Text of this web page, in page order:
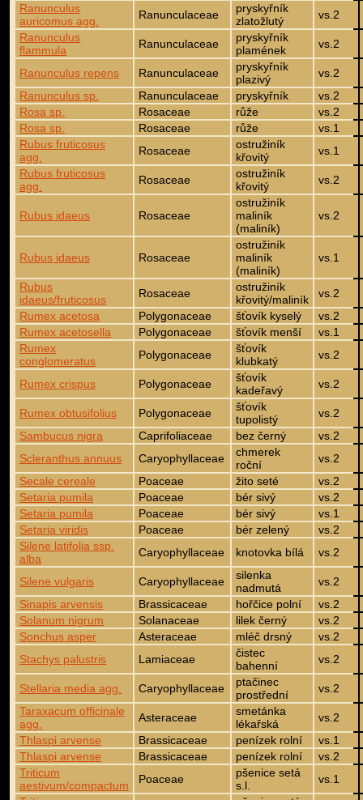
Ranunculus
auricomus agg.
Ranunculaceae
pryskyřník
zlatožlutý
vs.2
Ranunculus
flammula
Ranunculaceae
pryskyřník
plamének
vs.2
Ranunculus repens Ranunculaceae
pryskyřník
plazivý
vs.2
Ranunculus sp.
Ranunculaceae pryskyřník
vs.2
Rosa sp.
Rosaceae růže
vs.2
Rosa sp.
Rosaceae růže
vs.1
Rubus fruticosus
agg.
Rosaceae
ostružiník
křovitý
vs.1
Rubus fruticosus
agg.
Rosaceae
ostružiník
křovitý
vs.2
Rubus idaeus Rosaceae
ostružiník
maliník
(maliník)
vs.2
Rubus idaeus Rosaceae
ostružiník
maliník
(maliník)
vs.1
Rubus
idaeus/fruticosus
Rosaceae
ostružiník
křovitý/maliník
vs.2
Rumex acetosa
Polygonaceae šťovík kyselý
vs.2
Rumex acetosella
Polygonaceae šťovík menší
vs.1
Rumex
conglomeratus
Polygonaceae
šťovík
klubkatý
vs.2
Rumex crispus Polygonaceae
šťovík
kadeřavý
vs.2
Rumex obtusifolius Polygonaceae
šťovík
tupolistý
vs.2
Sambucus nigra
Caprifoliaceae bez černý
vs.2
Scleranthus annuus
Caryophyllaceae
chmerek
roční
vs.2
Secale cereale
Poaceae žito seté
vs.2
Setaria pumila
Poaceae bér sivý
vs.2
Setaria pumila
Poaceae bér sivý
vs.1
Setaria viridis
Poaceae bér zelený
vs.2
Silene latifolia ssp.
alba
Caryophyllaceae knotovka bílá vs.2
Silene vulgaris Caryophyllaceae
silenka
nadmutá
vs.2
Sinapis arvensis
Brassicaceae hořčice polní
vs.2
Solanum nigrum
Solanaceae lilek černý
vs.2
Sonchus asper
Asteraceae mléč drsný
vs.2
Stachys palustris
Lamiaceae
čistec
bahenní
vs.2
Stellaria media agg. Caryophyllaceae
ptačinec
prostřední
vs.2
Taraxacum officinale
agg.
Asteraceae
smetánka
lékařská
vs.2
Thlaspi arvense
Brassicaceae penízek rolní
vs.1
Thlaspi arvense
Brassicaceae penízek rolní
vs.2
Triticum
aestivum/compactum
Poaceae
pšenice setá
s.l.
vs.1